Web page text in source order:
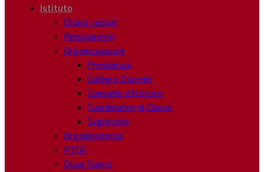
Istituto
Orario Lezioni
Regolamenti
Organizzazione
Presidenza
Collegio Docenti
Consiglio d’Istituto
Coordinatori di Classe
Segreteria
Organigramma
PTOF
Dove Siamo